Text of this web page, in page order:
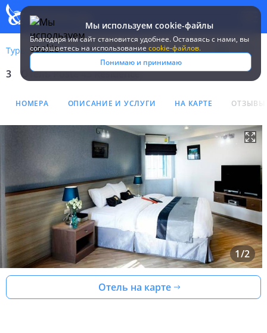
Мы используем cookie-файлы
Благодаря им сайт становится удобнее. Оставаясь c нами, вы
соглашаетесь на использование cookie-файлов.
Понимаю и принимаю
Туры Таиланд Бангкок Poste 43 Residence
Отель Poste 43 Residence
3 Отель Poste 43 Residence
НОМЕРА ОПИСАНИЕ И УСЛУГИ НА КАРТЕ ОТЗЫВЫ
1/2
Отель на карте